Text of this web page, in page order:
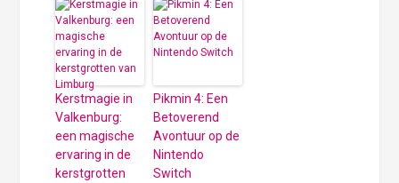
Kerstmagie in
Valkenburg:
een magische
ervaring in de
kerstgrotten
Pikmin 4: Een
Betoverend
Avontuur op de
Nintendo
Switch